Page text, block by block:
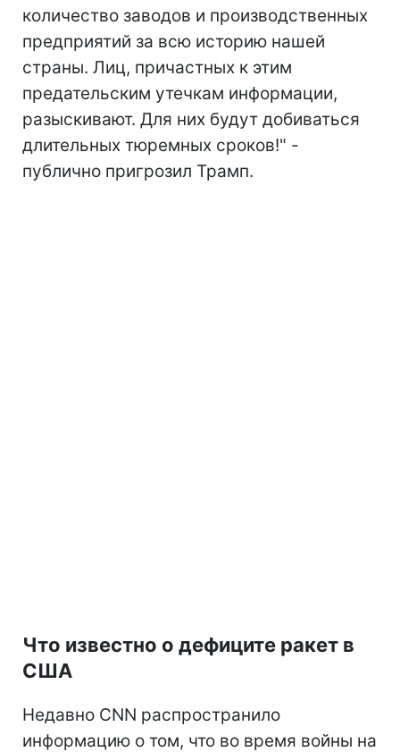
количество заводов и производственных
предприятий за всю историю нашей
страны. Лиц, причастных к этим
предательским утечкам информации,
разыскивают. Для них будут добиваться
длительных тюремных сроков!" -
публично пригрозил Трамп.
Что известно о дефиците ракет в
США
Недавно CNN распространило
информацию о том, что во время войны на